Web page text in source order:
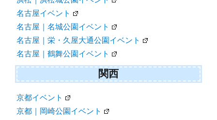
名古屋イベント
名古屋｜名城公園イベント
名古屋｜栄・久屋大通公園イベント
名古屋｜鶴舞公園イベント
関西
京都イベント
京都｜岡崎公園イベント